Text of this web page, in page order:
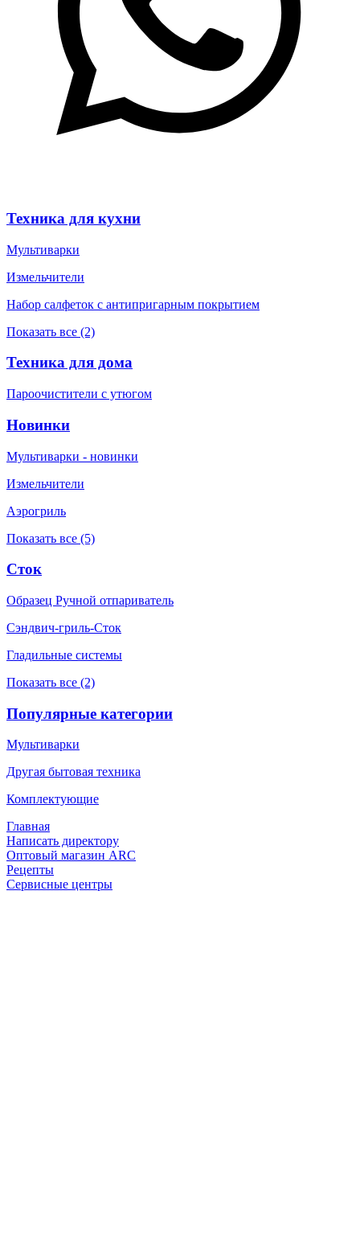
Техника для кухни
Мультиварки
Измельчители
Набор салфеток с антипригарным покрытием
Показать все (2)
Техника для дома
Пароочистители с утюгом
Новинки
Мультиварки - новинки
Измельчители
Аэрогриль
Показать все (5)
Сток
Образец Ручной отпариватель
Сэндвич-гриль-Сток
Гладильные системы
Показать все (2)
Популярные категории
Мультиварки
Другая бытовая техника
Комплектующие
Главная
Написать директору
Оптовый магазин ARC
Рецепты
Сервисные центры